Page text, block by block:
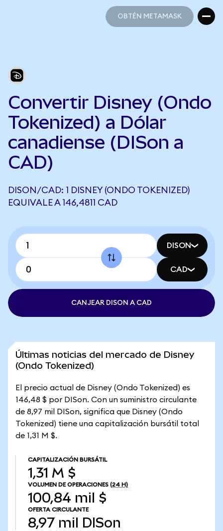
OBTÉN METAMASK
Convertir Disney (Ondo
Tokenized) a Dólar
canadiense (DISon a
CAD)
DISON/CAD: 1 DISNEY (ONDO TOKENIZED)
EQUIVALE A 146,4811 CAD
DISON
CAD
CANJEAR DISON A CAD
Últimas noticias del mercado de Disney
(Ondo Tokenized)
El precio actual de Disney (Ondo Tokenized) es
146,48 $ por DISon. Con un suministro circulante
de 8,97 mil DISon, significa que Disney (Ondo
Tokenized) tiene una capitalización bursátil total
de 1,31 M $.
CAPITALIZACIÓN BURSÁTIL
1,31 M $
VOLUMEN DE OPERACIONES (24 H)
100,84 mil $
OFERTA CIRCULANTE
8,97 mil DISon